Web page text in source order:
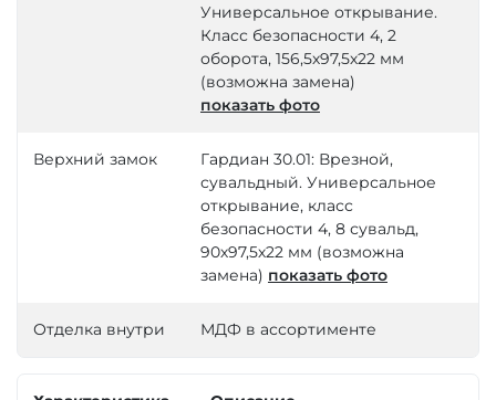
Универсальное открывание.
Класс безопасности 4, 2
оборота, 156,5х97,5х22 мм
(возможна замена)
показать фото
Верхний замок
Гардиан 30.01: Врезной,
сувальдный. Универсальное
открывание, класс
безопасности 4, 8 сувальд,
90х97,5х22 мм (возможна
замена) показать фото
Отделка внутри МДФ в ассортименте